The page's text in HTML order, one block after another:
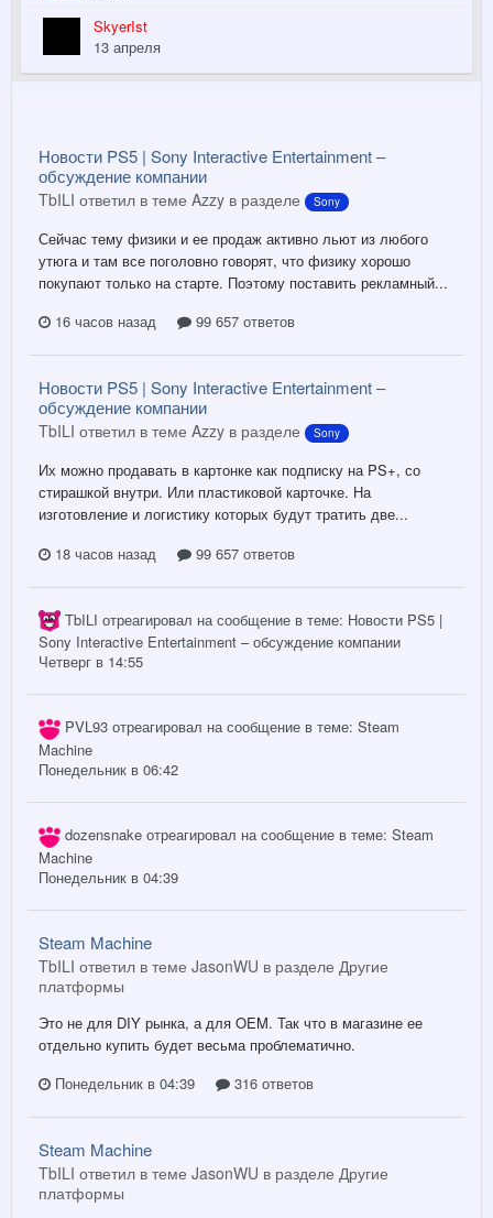
SkyerIst
13 апреля
Новости PS5 | Sony Interactive Entertainment –
обсуждение компании
TbILI ответил в теме Azzy в разделе Sony
Сейчас тему физики и ее продаж активно льют из любого
утюга и там все поголовно говорят, что физику хорошо
покупают только на старте. Поэтому поставить рекламный...
16 часов назад
99 657 ответов
Новости PS5 | Sony Interactive Entertainment –
обсуждение компании
TbILI ответил в теме Azzy в разделе Sony
Их можно продавать в картонке как подписку на PS+, со
стирашкой внутри. Или пластиковой карточке. На
изготовление и логистику которых будут тратить две...
18 часов назад
99 657 ответов
TbILI отреагировал на сообщение в теме: Новости PS5 |
Sony Interactive Entertainment – обсуждение компании
Четверг в 14:55
PVL93 отреагировал на сообщение в теме: Steam
Machine
Понедельник в 06:42
dozensnake отреагировал на сообщение в теме: Steam
Machine
Понедельник в 04:39
Steam Machine
TbILI ответил в теме JasonWU в разделе Другие
платформы
Это не для DIY рынка, а для OEM. Так что в магазине ее
отдельно купить будет весьма проблематично.
Понедельник в 04:39
316 ответов
Steam Machine
TbILI ответил в теме JasonWU в разделе Другие
платформы